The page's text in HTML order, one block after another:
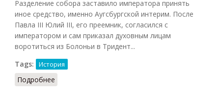
Разделение собора заставило императора принять
иное средство, именно Аугсбургской интерим. После
Павла III Юлий III, его преемник, согласился с
императором и сам приказал духовным лицам
воротиться из Болоньи в Тридент...
Tags:
История
Подробнее